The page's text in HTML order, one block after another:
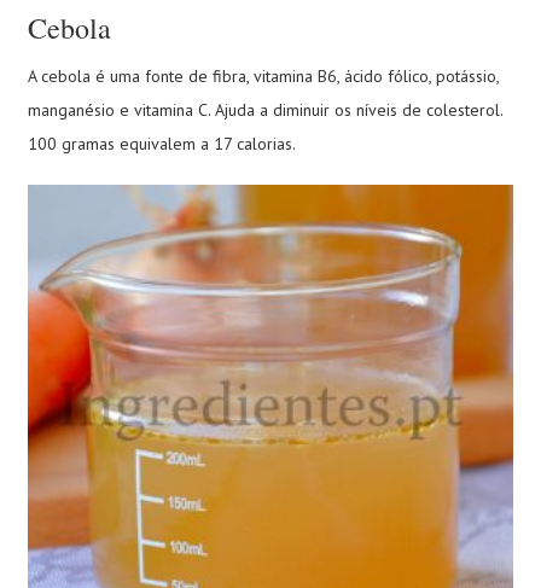
Cebola
A cebola é uma fonte de fibra, vitamina B6, ácido fólico, potássio,
manganésio e vitamina C. Ajuda a diminuir os níveis de colesterol.
100 gramas equivalem a 17 calorias.